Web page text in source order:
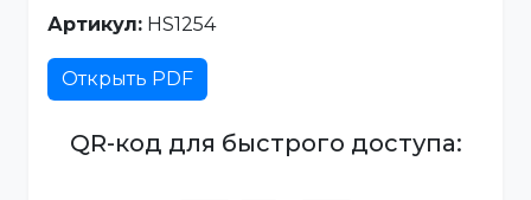
Артикул: HS1254
Открыть PDF
QR-код для быстрого доступа: